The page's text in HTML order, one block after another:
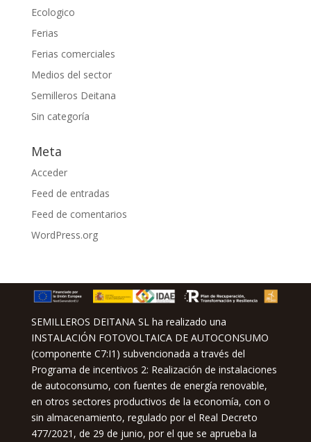
Ecologico
Ferias
Ferias comerciales
Medios del sector
Semilleros Deitana
Sin categoría
Meta
Acceder
Feed de entradas
Feed de comentarios
WordPress.org
SEMILLEROS DEITANA SL ha realizado una
INSTALACIÓN FOTOVOLTAICA DE AUTOCONSUMO
(componente C7:I1) subvencionada a través del
Programa de incentivos 2: Realización de instalaciones
de autoconsumo, con fuentes de energía renovable,
en otros sectores productivos de la economía, con o
sin almacenamiento, regulado por el Real Decreto
477/2021, de 29 de junio, por el que se aprueba la